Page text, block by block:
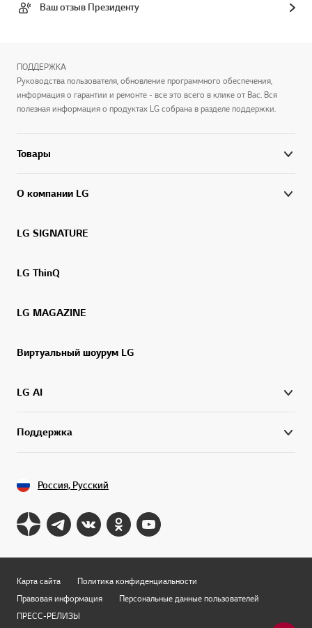
Ваш отзыв Президенту
ПОДДЕРЖКА
Руководства пользователя, обновление программного обеспечения,
информация о гарантии и ремонте - все это всего в клике от Вас. Вся
полезная информация о продуктах LG собрана в разделе поддержки.
Товары
О компании LG
LG SIGNATURE
LG ThinQ
LG MAGAZINE
Виртуальный шоурум LG
LG AI
Поддержка
Россия, Русский
Карта сайта
Политика конфиденциальности
Правовая информация
Персональные данные пользователей
ПРЕСС-РЕЛИЗЫ